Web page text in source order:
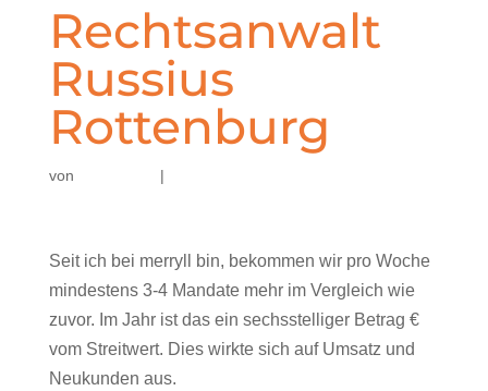
Rechtsanwalt
Russius
Rottenburg
von |
Seit ich bei merryll bin, bekommen wir pro Woche
mindestens 3-4 Mandate mehr im Vergleich wie
zuvor. Im Jahr ist das ein sechsstelliger Betrag €
vom Streitwert. Dies wirkte sich auf Umsatz und
Neukunden aus.